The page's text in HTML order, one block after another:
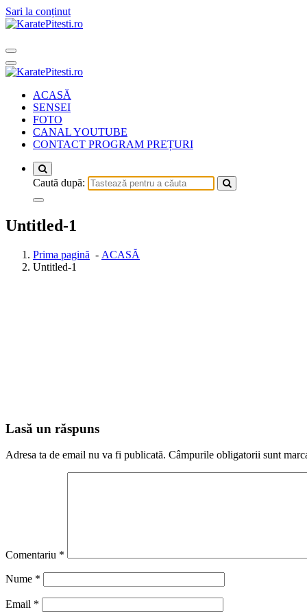
Sari la conținut
ACASĂ
SENSEI
FOTO
CANAL YOUTUBE
CONTACT PROGRAM PREȚURI
Caută după:
Untitled-1
Prima pagină - ACASĂ
Untitled-1
Lasă un răspuns
Adresa ta de email nu va fi publicată. Câmpurile obligatorii sunt
Comentariu *
Nume *
Email *